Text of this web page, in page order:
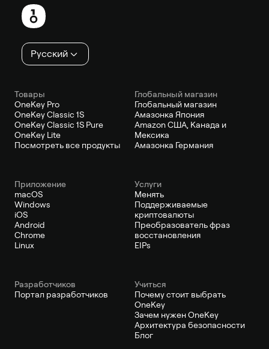
колонтитул
Русский
Товары
OneKey Pro
OneKey Classic 1S
OneKey Classic 1S Pure
OneKey Lite
Посмотреть все продукты
Глобальный магазин
Глобальный магазин
Амазонка Япония
Amazon США, Канада и
Мексика
Амазонка Германия
Приложение
macOS
Windows
iOS
Android
Chrome
Linux
Услуги
Менять
Поддерживаемые
криптовалюты
Преобразователь фраз
восстановления
EIPs
Pазработчиков
Портал разработчиков
Учиться
Почему стоит выбрать
OneKey
Зачем нужен OneKey
Архитектура безопасности
Блог